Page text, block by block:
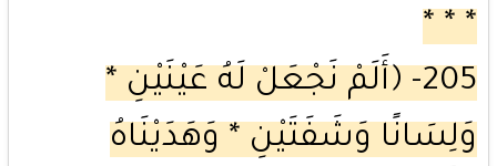
* * *
205- ﴿أَلَمْ نَجْعَلْ لَهُ عَيْنَيْنِ *
وَلِسَانًا وَشَفَتَيْنِ * وَهَدَيْنَاهُ